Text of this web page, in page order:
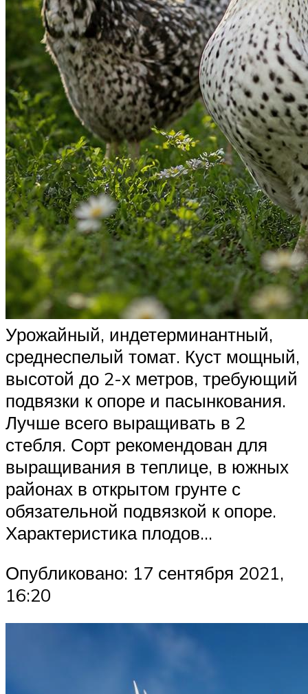
Урожайный, индетерминантный,
среднеспелый томат. Куст мощный,
высотой до 2-х метров, требующий
подвязки к опоре и пасынкования.
Лучше всего выращивать в 2
стебля. Сорт рекомендован для
выращивания в теплице, в южных
районах в открытом грунте с
обязательной подвязкой к опоре.
Характеристика плодов…
Опубликовано: 17 сентября 2021,
16:20